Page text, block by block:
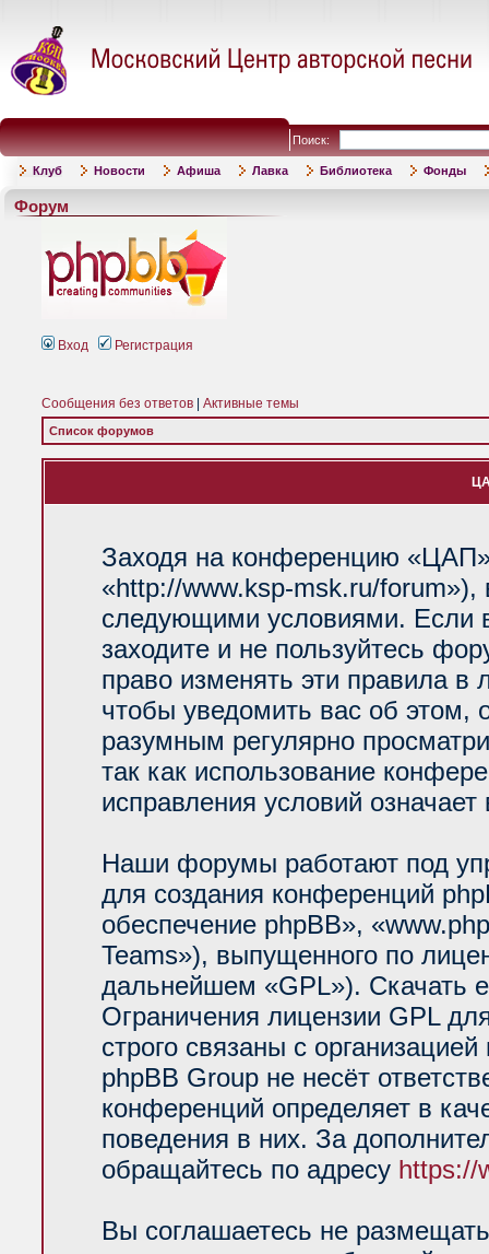
Поиск:
Клуб Новости Афиша Лавка Библиотека Фонды
Форум
Вход Регистрация
Сообщения без ответов Активные темы
Список форумов
Заходя на конференцию
«http://www.ksp-msk.ru/forum»),
следующими условиями. Если
заходите и не пользуйтесь
право изменять эти правила
чтобы уведомить вас об
разумным регулярно
так как использование
исправления условий
Наши форумы работают под
для создания конференций
обеспечение phpBB»,
Teams»), выпущенного по
дальнейшем «GPL»). Скачать
Ограничения лицензии GPL
строго связаны с
phpBB Group не несёт
конференций определяет в
поведения в них. За
обращайтесь по адресу https://
Вы соглашаетесь не